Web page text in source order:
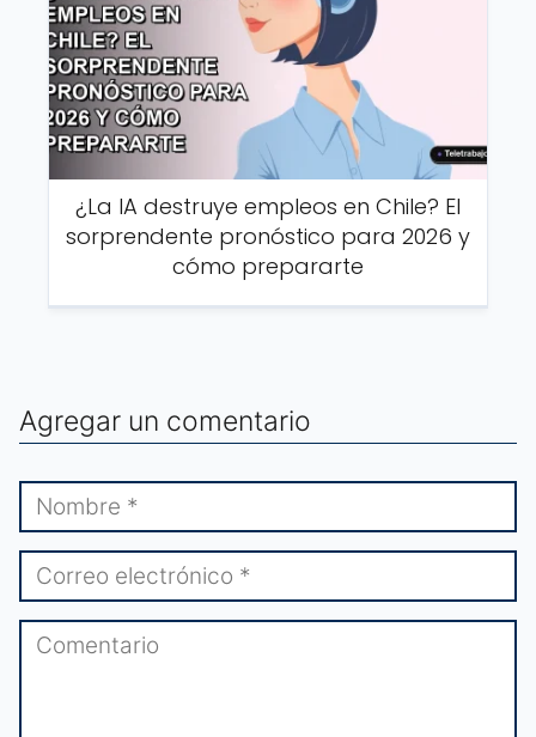
¿La IA destruye empleos en Chile? El
sorprendente pronóstico para 2026 y
cómo prepararte
Agregar un comentario